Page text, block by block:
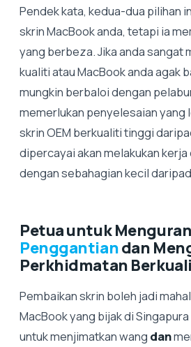
Pendek kata, kedua-dua pilihan
skrin MacBook anda, tetapi ia
yang berbeza. Jika anda sangat
kualiti atau MacBook anda agak
mungkin berbaloi dengan
memerlukan penyelesaian yang
skrin OEM berkualiti tinggi
dipercayai akan melakukan
dengan sebahagian kecil
Petua untuk
Penggantiandan
Perkhidmatan
Pembaikan skrin boleh jadi
MacBook yang bijak di
untuk menjimatkan wang dan